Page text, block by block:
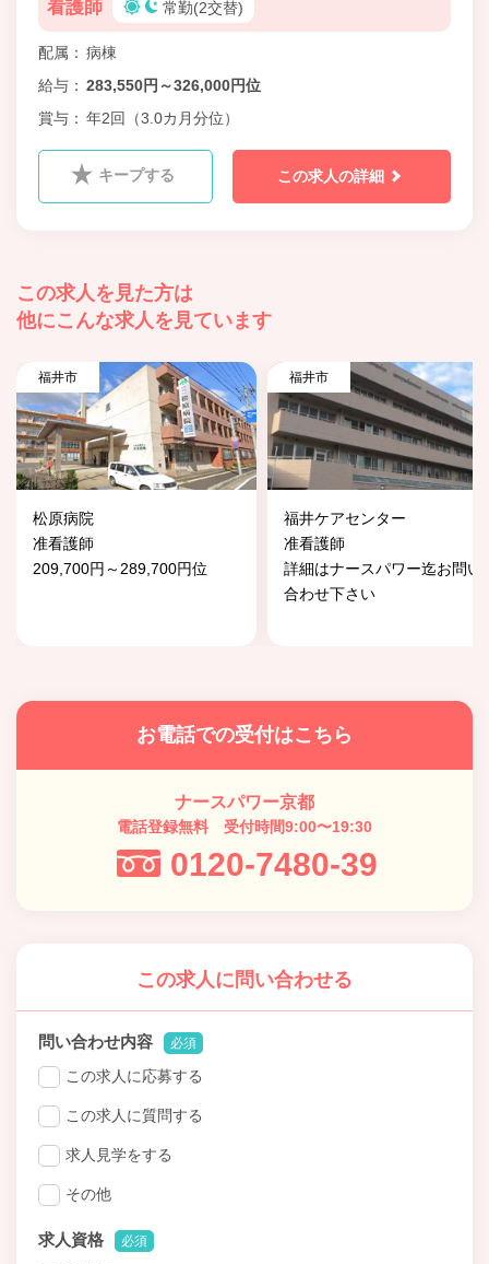
看護師 常勤(2交替)
配属
病棟
給与
283,550円～326,000円位
賞与
年2回（3.0カ月分位）
キープする この求人の詳細
この求人を見た方は
他にこんな求人を見ています
福井市
松原病院
准看護師
209,700円～289,700円位
福井市
福井ケアセンター
准看護師
詳細はナースパワー迄お問い
合わせ下さい
お電話での受付はこちら
ナースパワー京都
電話登録無料 受付時間9:00〜19:30
0120-7480-39
この求人に問い合わせる
問い合わせ内容 必須
この求人に応募する
この求人に質問する
求人見学をする
その他
求人資格 必須